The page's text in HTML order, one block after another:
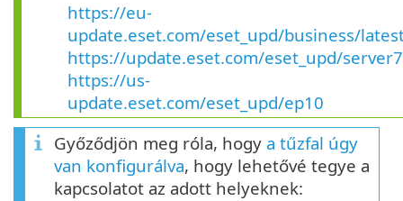
https://eu-
update.eset.com/eset_upd/business/
https://update.eset.com/eset_upd/server7
https://us-
update.eset.com/eset_upd/ep10
Győződjön meg róla, hogy a tűzfal úgy
van konfigurálva, hogy lehetővé tegye a
kapcsolatot az adott helyeknek: